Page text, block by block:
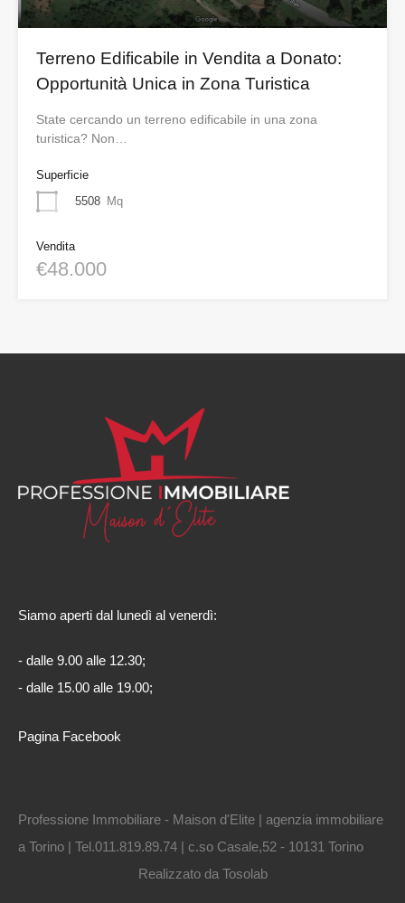
Terreno Edificabile in Vendita a Donato:
Opportunità Unica in Zona Turistica
State cercando un terreno edificabile in una zona
turistica? Non…
Superficie
5508 Mq
Vendita
€48.000
Siamo aperti dal lunedì al venerdì:
- dalle 9.00 alle 12.30;
- dalle 15.00 alle 19.00;
Pagina Facebook
Professione Immobiliare - Maison d'Elite | agenzia immobiliare
a Torino | Tel.011.819.89.74 | c.so Casale,52 - 10131 Torino
Realizzato da Tosolab